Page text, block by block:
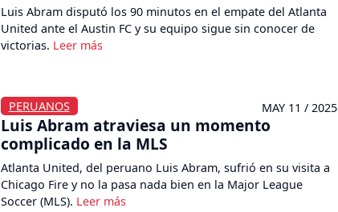
Luis Abram disputó los 90 minutos en el empate del Atlanta
United ante el Austin FC y su equipo sigue sin conocer de
victorias.
PERUANOS MAY 11 / 2025
Luis Abram atraviesa un momento
complicado en la MLS
Atlanta United, del peruano Luis Abram, sufrió en su visita a
Chicago Fire y no la pasa nada bien en la Major League
Soccer (MLS).